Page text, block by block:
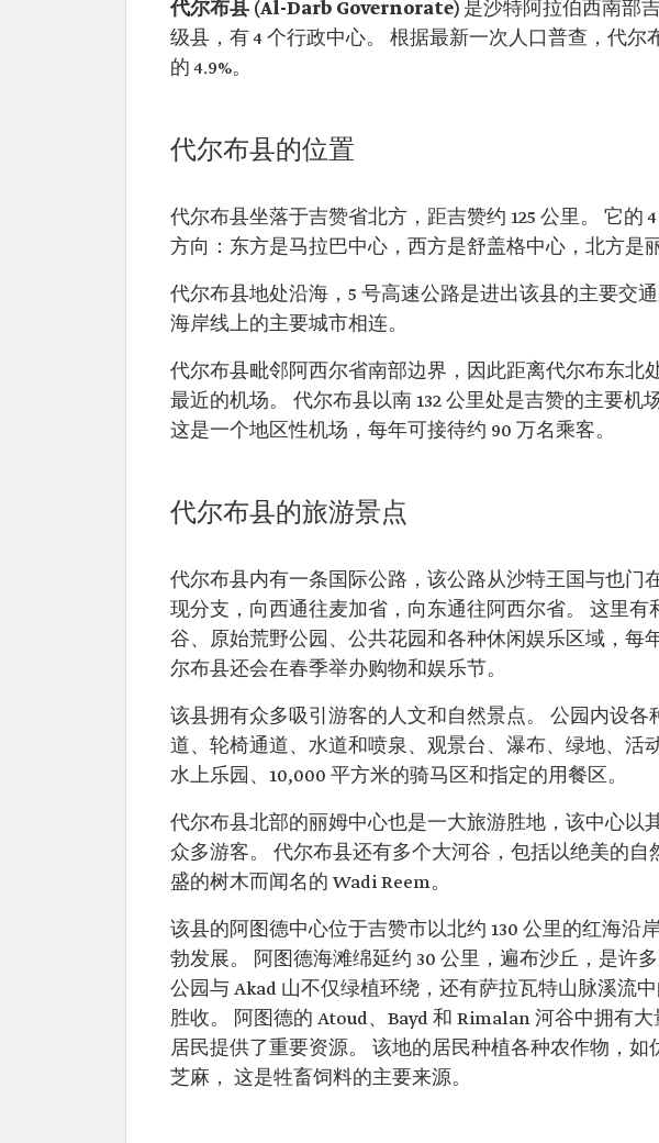
代尔布县 (Al-Darb Governorate) 是沙特阿拉伯西南部
级县，有 4 个行政中心。 根据最新一次人口普查，代尔
的 4.9%。
代尔布县的位置
代尔布县坐落于吉赞省北方，距吉赞约 125 公里。 它的
方向：东方是马拉巴中心，西方是舒盖格中心，北方是
代尔布县地处沿海，5 号高速公路是进出该县的主要交
海岸线上的主要城市相连。
代尔布县毗邻阿西尔省南部边界，因此距离代尔布东北
最近的机场。 代尔布县以南 132 公里处是吉赞的主要机
这是一个地区性机场，每年可接待约 90 万名乘客。
代尔布县的旅游景点
代尔布县内有一条国际公路，该公路从沙特王国与也门
现分支，向西通往麦加省，向东通往阿西尔省。 这里
谷、原始荒野公园、公共花园和各种休闲娱乐区域，每
尔布县还会在春季举办购物和娱乐节。
该县拥有众多吸引游客的人文和自然景点。 公园内设
道、轮椅通道、水道和喷泉、观景台、瀑布、绿地、活
水上乐园、10,000 平方米的骑马区和指定的用餐区。
代尔布县北部的丽姆中心也是一大旅游胜地，该中心以
众多游客。 代尔布县还有多个大河谷，包括以绝美的
盛的树木而闻名的 Wadi Reem。
该县的阿图德中心位于吉赞市以北约 130 公里的红海沿
勃发展。 阿图德海滩绵延约 30 公里，遍布沙丘，是许
公园与 Akad 山不仅绿植环绕，还有萨拉瓦特山脉溪流
胜收。 阿图德的 Atoud、Bayd 和 Rimalan 河谷中拥有
居民提供了重要资源。 该地的居民种植各种农作物，
芝麻， 这是牲畜饲料的主要来源。